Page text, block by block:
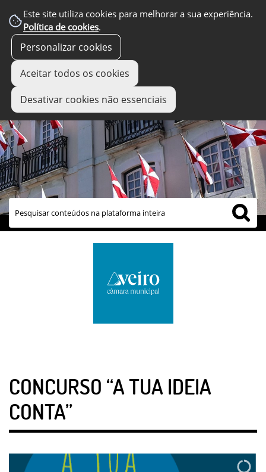
Este site utiliza cookies para melhorar a sua experiência.
Política de cookies.
Personalizar cookies
Aceitar todos os cookies
Desativar cookies não essenciais
links úteis
CONCURSO “A TUA IDEIA
CONTA”